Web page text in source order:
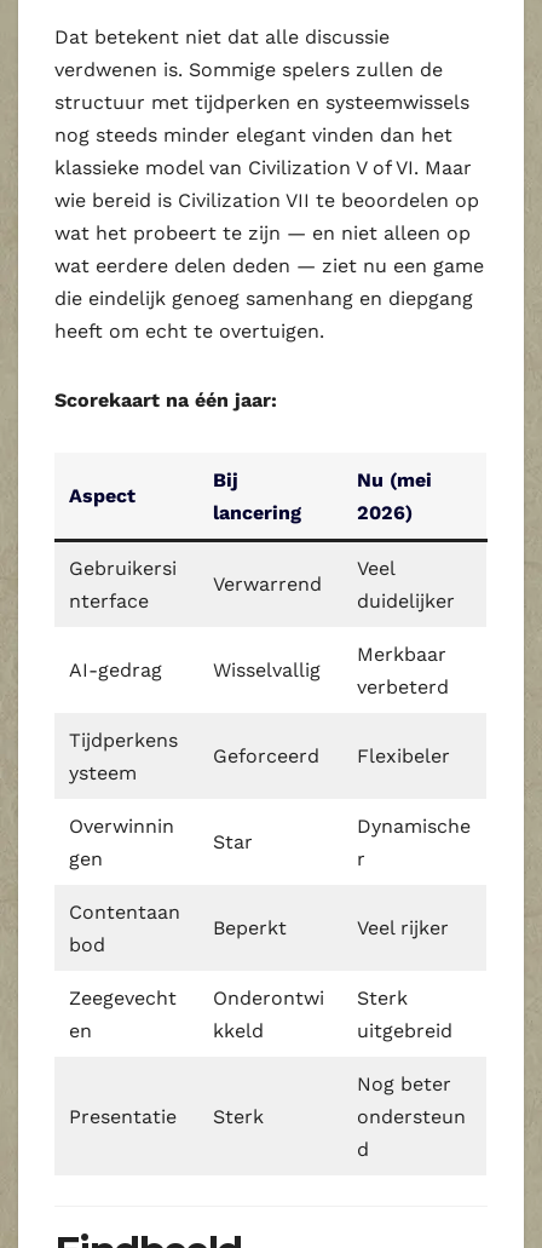
Dat betekent niet dat alle discussie
verdwenen is. Sommige spelers zullen de
structuur met tijdperken en systeemwissels
nog steeds minder elegant vinden dan het
klassieke model van Civilization V of VI. Maar
wie bereid is Civilization VII te beoordelen op
wat het probeert te zijn — en niet alleen op
wat eerdere delen deden — ziet nu een game
die eindelijk genoeg samenhang en diepgang
heeft om echt te overtuigen.
Scorekaart na één jaar:
Aspect
Bij
lancering
Nu (mei
2026)
Gebruikersi
nterface
Verwarrend
Veel
duidelijker
AI-gedrag Wisselvallig
Merkbaar
verbeterd
Tijdperkens
ysteem
Geforceerd Flexibeler
Overwinnin
gen
Star
Dynamische
r
Contentaan
bod
Beperkt Veel rijker
Zeegevecht
en
Onderontwi
kkeld
Sterk
uitgebreid
Presentatie Sterk
Nog beter
ondersteun
d